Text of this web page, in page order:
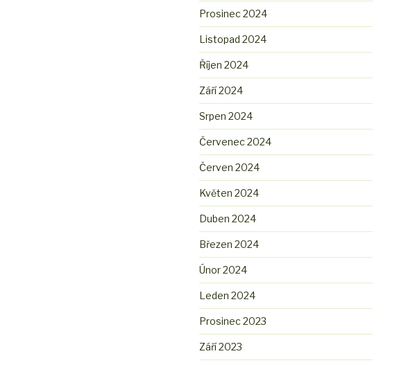
Prosinec 2024
Listopad 2024
Říjen 2024
Září 2024
Srpen 2024
Červenec 2024
Červen 2024
Květen 2024
Duben 2024
Březen 2024
Únor 2024
Leden 2024
Prosinec 2023
Září 2023